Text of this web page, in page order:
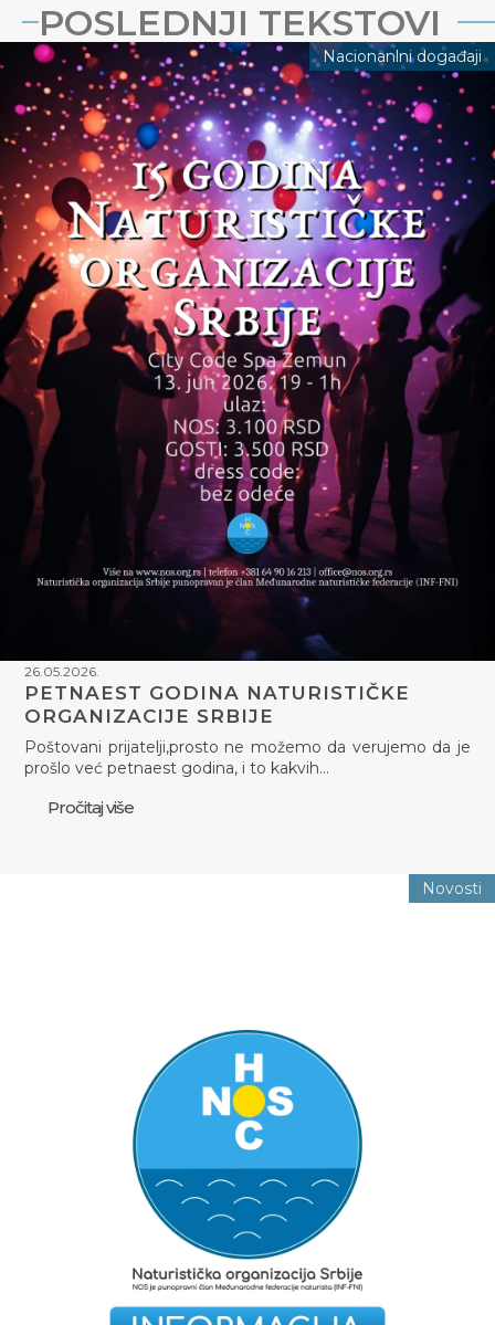
POSLEDNJI TEKSTOVI
Nacionanlni događaji
26.05.2026.
PETNAEST GODINA NATURISTIČKE
ORGANIZACIJE SRBIJE
Poštovani prijatelji,prosto ne možemo da verujemo da je
prošlo već petnaest godina, i to kakvih…
Pročitaj više
Novosti